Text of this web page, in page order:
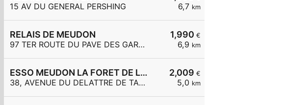
6,7 km
15 AV DU GENERAL PERSHING
1,990 €
6,9 km
RELAIS DE MEUDON
97 TER ROUTE DU PAVE DES GARDES
2,009 €
5,0 km
ESSO MEUDON LA FORET DE LATTRE DE TASSIGNY
38, AVENUE DU DELATTRE DE TASSIGNY